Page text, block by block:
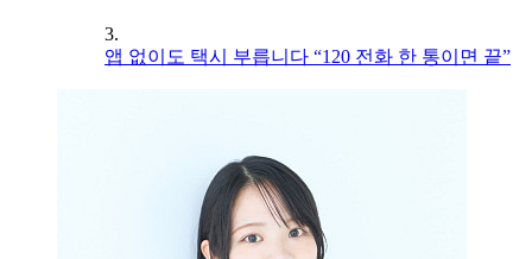
3.
앱 없이도 택시 부릅니다 “120 전화 한 통이면 끝”